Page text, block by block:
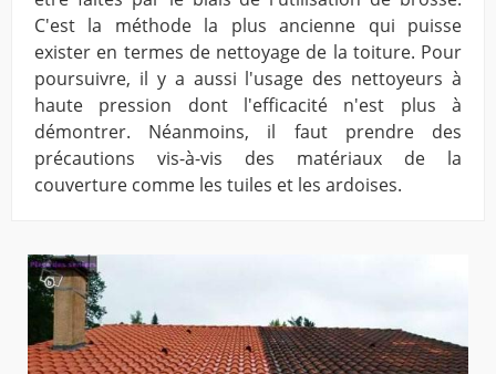
C'est la méthode la plus ancienne qui puisse
exister en termes de nettoyage de la toiture. Pour
poursuivre, il y a aussi l'usage des nettoyeurs à
haute pression dont l'efficacité n'est plus à
démontrer. Néanmoins, il faut prendre des
précautions vis-à-vis des matériaux de la
couverture comme les tuiles et les ardoises.